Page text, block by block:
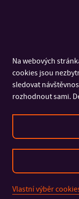
Na webových
cookies jsou
sledovat
rozhodnout sami.
Vlastní výběr